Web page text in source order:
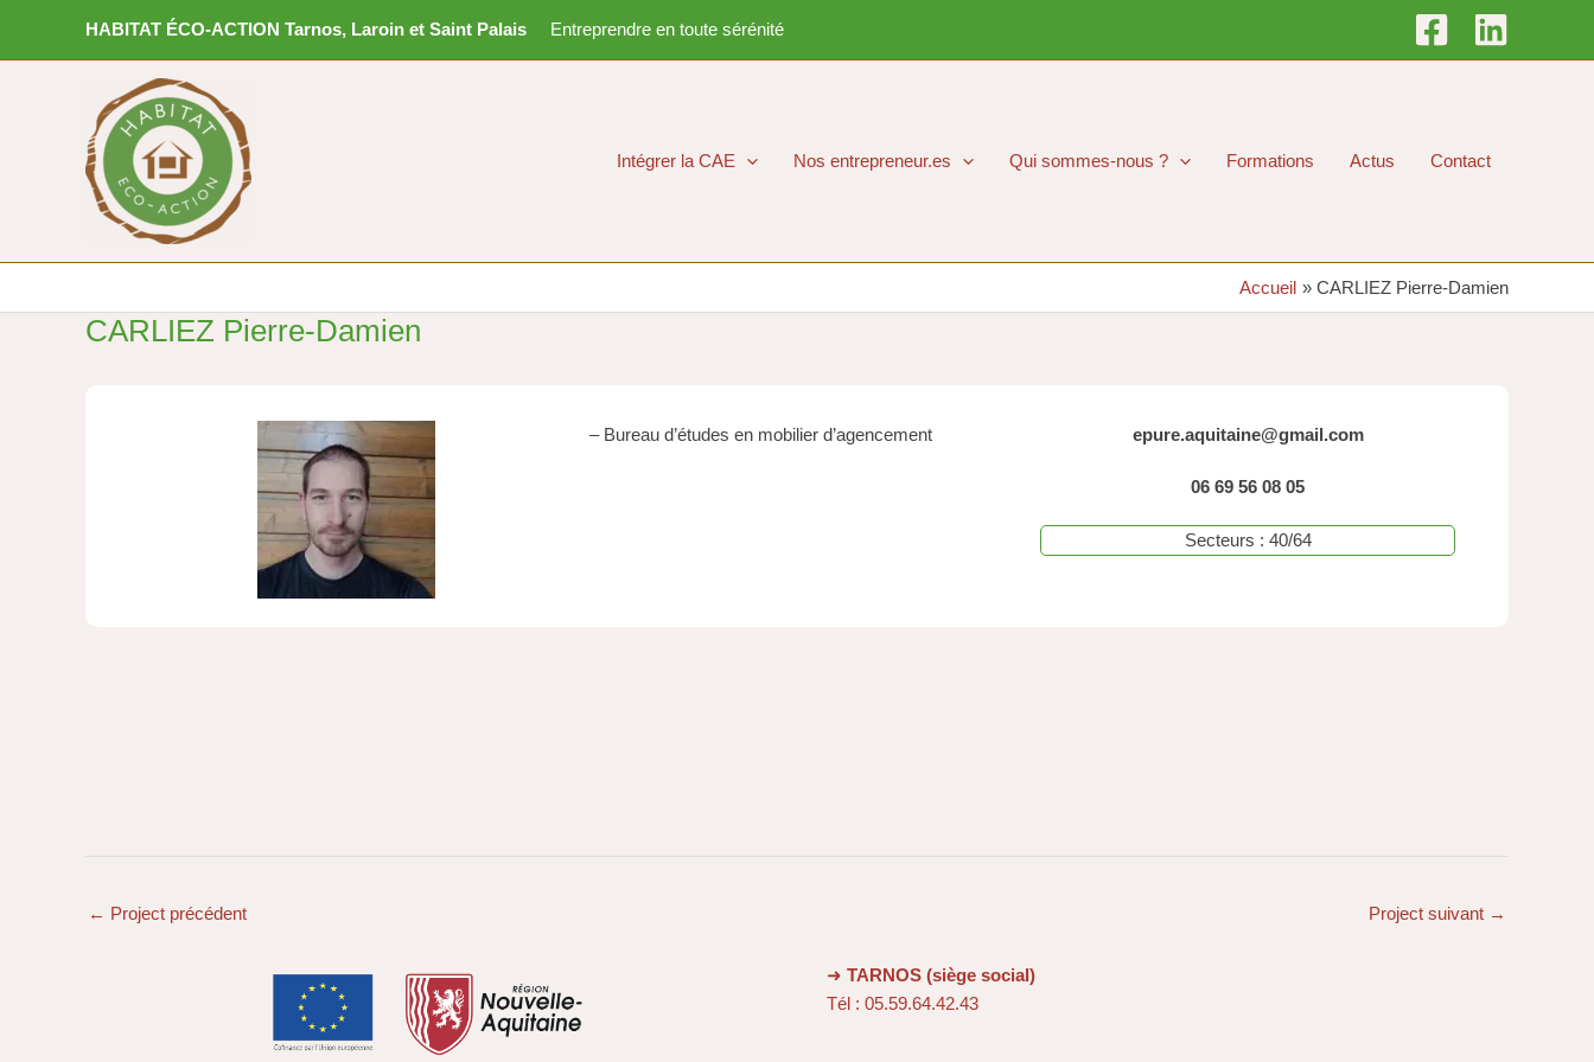
HABITAT ÉCO-ACTION Tarnos, Laroin et Saint Palais Entreprendre en toute sérénité
Intégrer la CAE Nos entrepreneur.es Qui sommes-nous ? Formations Actus Contact
Accueil CARLIEZ Pierre-Damien
CARLIEZ Pierre-Damien
– Bureau d’études en mobilier d’agencement epure.aquitaine@gmail.com
06 69 56 08 05
Secteurs : 40/64
← Project précédent Project suivant →
➜ TARNOS (siège social)
Tél : 05.59.64.42.43